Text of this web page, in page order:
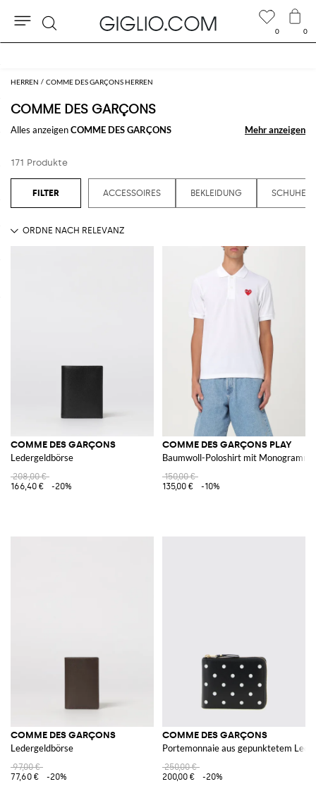
HERREN COMME DES GARÇONS HERREN
COMME DES GARÇONS
Alles anzeigenCOMME DES GARÇONS Mehr anzeigen
Mehr anzeigen
171 Produkte
ACCESSOIRES BEKLEIDUNG SCHUHE
COMME DES GARÇONS
Ledergeldbörse
208,00 €
166,40 €
-20%
COMME DES GARÇONS PLAY
Baumwoll-Poloshirt mit Monogramm
150,00 €
135,00 €
-10%
COMME DES GARÇONS
Ledergeldbörse
97,00 €
77,60 €
-20%
COMME DES GARÇONS
Portemonnaie aus gepunktetem
250,00 €
200,00 €
-20%
0 0
Suche